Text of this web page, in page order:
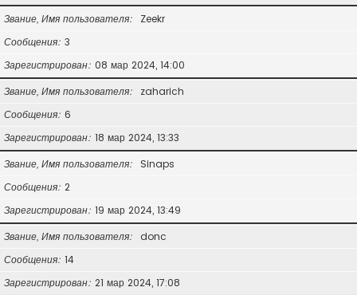
Звание, Имя пользователя
Zeekr
Сообщения 3
Зарегистрирован 08 мар 2024, 14:00
Звание, Имя пользователя
zaharich
Сообщения 6
Зарегистрирован 18 мар 2024, 13:33
Звание, Имя пользователя
Sinaps
Сообщения 2
Зарегистрирован 19 мар 2024, 13:49
Звание, Имя пользователя
donc
Сообщения 14
Зарегистрирован 21 мар 2024, 17:08